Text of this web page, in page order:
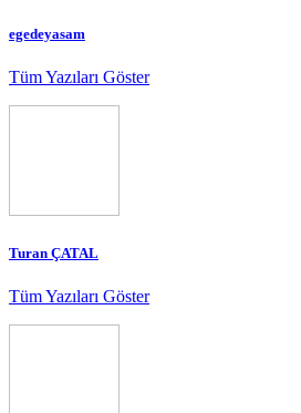
egedeyasam
Tüm Yazıları Göster
Turan ÇATAL
Tüm Yazıları Göster